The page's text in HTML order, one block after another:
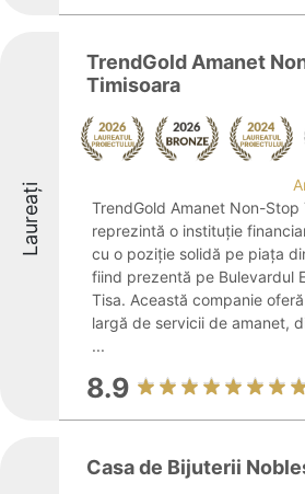
Laureați
TrendGold Amanet
Timisoara
TrendGold Amanet Non-Stop
reprezintă o instituție
cu o poziție solidă pe piața
fiind prezentă pe Bulevardul
Tisa. Această companie
largă de servicii de amanet,
...
8.9
Casa de Bijuterii